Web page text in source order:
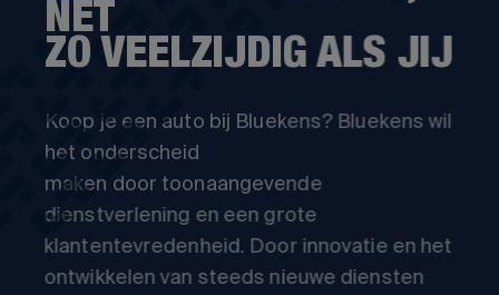
NET
ZO VEELZIJDIG ALS JIJ
Koop je een auto bij Bluekens? Bluekens wil
het onderscheid
maken door toonaangevende
dienstverlening en een grote
klantentevredenheid. Door innovatie en het
ontwikkelen van steeds nieuwe diensten